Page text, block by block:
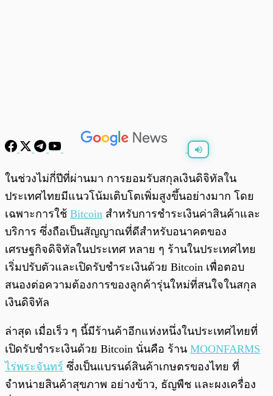
พร้อมเล่น 0:00 /
ในช่วงไม่กี่ปีที่ผ่านมา การยอมรับสกุลเงินดิจิทัลใน
ประเทศไทยมีแนวโน้มเติบโตเพิ่มสูงขึ้นอย่างมาก โดย
เฉพาะการใช้ Bitcoin สำหรับการชำระเงินค่าสินค้าและ
บริการ ซึ่งถือเป็นสัญญาณที่ดีสำหรับอนาคตของ
เศรษฐกิจดิจิทัลในประเทศ หลาย ๆ ร้านในประเทศไทย
เริ่มปรับตัวและเปิดรับชำระเงินด้วย Bitcoin เพื่อตอบ
สนองต่อความต้องการของลูกค้ารุ่นใหม่ที่สนใจในสกุล
เงินดิจิทัล
ล่าสุด เมื่อเร็ว ๆ นี้มีร้านค้าอีกแห่งหนึ่งในประเทศไทยที่
เปิดรับชำระเงินด้วย Bitcoin นั่นคือ ร้าน MOONFARMS
ไร่พระจันทร์ ซึ่งเป็นแบรนด์สินค้าเกษตรของไทย ที่
จำหน่ายสินค้าสุขภาพ อย่างข้าว, ธัญพืช และผงเครื่อง